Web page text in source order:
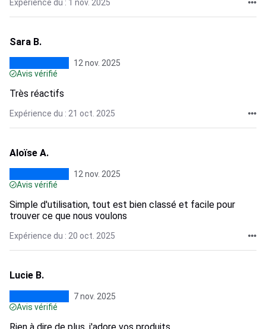
Expérience du : 1 nov. 2025
Sara B.
12 nov. 2025
Avis vérifié
Très réactifs
Expérience du : 21 oct. 2025
Aloïse A.
12 nov. 2025
Avis vérifié
Simple d'utilisation, tout est bien classé et facile pour
trouver ce que nous voulons
Expérience du : 20 oct. 2025
Lucie B.
7 nov. 2025
Avis vérifié